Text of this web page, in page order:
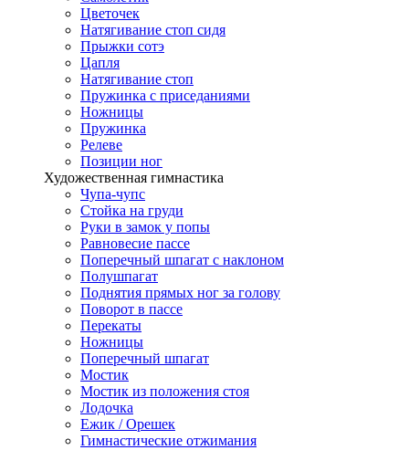
Цветочек
Натягивание стоп сидя
Прыжки сотэ
Цапля
Натягивание стоп
Пружинка с приседаниями
Ножницы
Пружинка
Релеве
Позиции ног
Художественная гимнастика
Чупа-чупс
Стойка на груди
Руки в замок у попы
Равновесие пассе
Поперечный шпагат с наклоном
Полушпагат
Поднятия прямых ног за голову
Поворот в пассе
Перекаты
Ножницы
Поперечный шпагат
Мостик
Мостик из положения стоя
Лодочка
Ежик / Орешек
Гимнастические отжимания